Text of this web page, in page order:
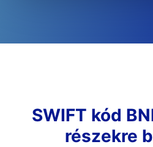
SWIFT kód
részekre